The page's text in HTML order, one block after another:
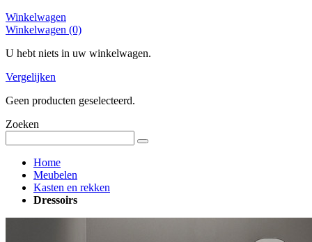
Winkelwagen
Winkelwagen (0)
U hebt niets in uw winkelwagen.
Vergelijken
Geen producten geselecteerd.
Zoeken
Home
Meubelen
Kasten en rekken
Dressoirs